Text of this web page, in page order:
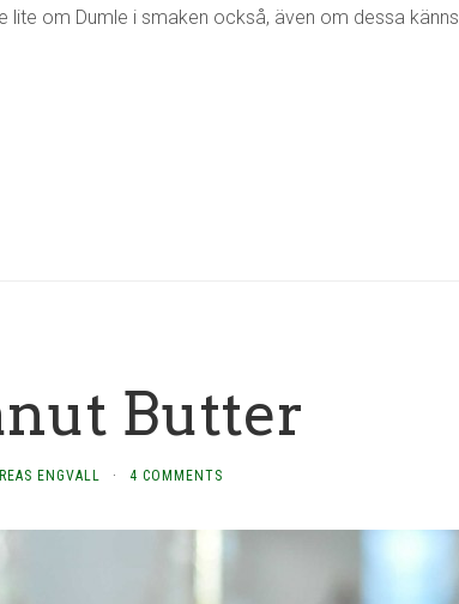
om Dumle i smaken också, även om dessa känns
Butter
ENGVALL · 4 COMMENTS